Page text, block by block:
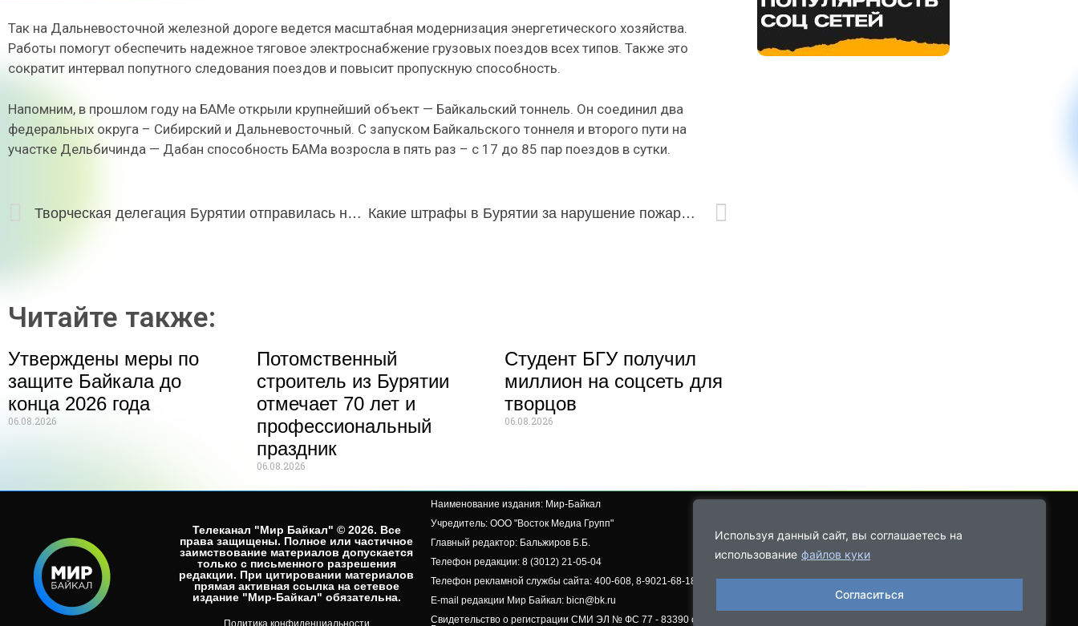
Используя данный сайт, вы соглашаетесь на
использование файлов куки
Согласиться
Так на Дальневосточной железной дороге ведется масштабная модернизация энергетического хозяйства.
Работы помогут обеспечить надежное тяговое электроснабжение грузовых поездов всех типов. Также это
сократит интервал попутного следования поездов и повысит пропускную способность.
Напомним, в прошлом году на БАМе открыли крупнейший объект — Байкальский тоннель. Он соединил два
федеральных округа – Сибирский и Дальневосточный. С запуском Байкальского тоннеля и второго пути на
участке Дельбичинда — Дабан способность БАМа возросла в пять раз – с 17 до 85 пар поездов в сутки.
Творческая делегация Бурятии отправилась на «Алтаргану» Какие штрафы в Бурятии за нарушение пожарной безопасности
Читайте также:
Утверждены меры по
защите Байкала до
конца 2026 года
06.08.2026
Потомственный
строитель из Бурятии
отмечает 70 лет и
профессиональный
праздник
06.08.2026
Студент БГУ получил
миллион на соцсеть для
творцов
06.08.2026
Телеканал "Мир Байкал" © 2026. Все
права защищены. Полное или частичное
заимствование материалов допускается
только с письменного разрешения
редакции. При цитировании материалов
прямая активная ссылка на сетевое
издание "Мир-Байкал" обязательна.​
Политика конфиденциальности
Наименование издания: Мир-Байкал
Учредитель: ООО "Восток Медиа Групп"
Главный редактор: Бальжиров Б.Б.
Телефон редакции: 8 (3012) 21-05-04
Телефон рекламной службы сайта: 400-608, 8-9021-68-18-50, 8-9021-68-08-43
E-mail редакции Мир Байкал: bicn@bk.ru
Свидетельство о регистрации СМИ ЭЛ № ФС 77 - 83390 от 07.06.2022, выдано